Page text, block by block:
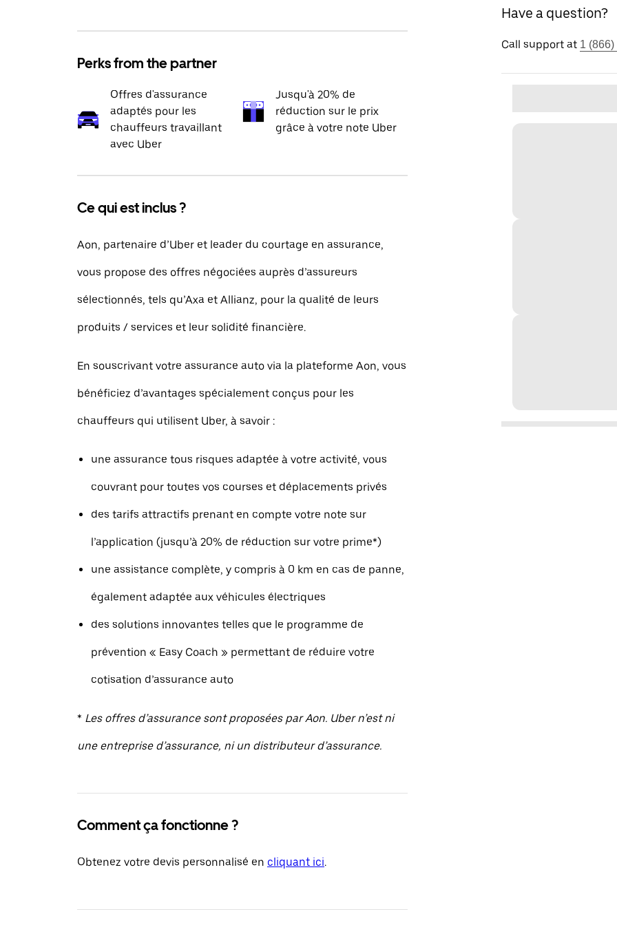
Perks from the partner
Offres d'assurance
adaptés pour les
chauffeurs travaillant
avec Uber
Jusqu'à 20% de
réduction sur le prix
grâce à votre note Uber
Ce qui est inclus ?
Aon, partenaire d’Uber et leader du courtage en assurance,
vous propose des offres négociées auprès d’assureurs
sélectionnés, tels qu’Axa et Allianz, pour la qualité de leurs
produits / services et leur solidité financière.
En souscrivant votre assurance auto via la plateforme Aon, vous
bénéficiez d’avantages spécialement conçus pour les
chauffeurs qui utilisent Uber, à savoir :
une assurance tous risques adaptée à votre activité, vous
couvrant pour toutes vos courses et déplacements privés
des tarifs attractifs prenant en compte votre note sur
l’application (jusqu’à 20% de réduction sur votre prime*)
une assistance complète, y compris à 0 km en cas de panne,
également adaptée aux véhicules électriques
des solutions innovantes telles que le programme de
prévention « Easy Coach » permettant de réduire votre
cotisation d’assurance auto
* Les offres d’assurance sont proposées par Aon. Uber n’est ni
une entreprise d’assurance, ni un distributeur d’assurance.
Comment ça fonctionne ?
Obtenez votre devis personnalisé en cliquant ici.
Have a question?
Call support at 1